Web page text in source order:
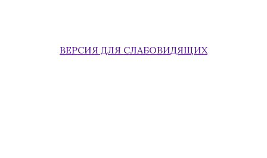
ВЕРСИЯ ДЛЯ СЛАБОВИДЯЩИХ